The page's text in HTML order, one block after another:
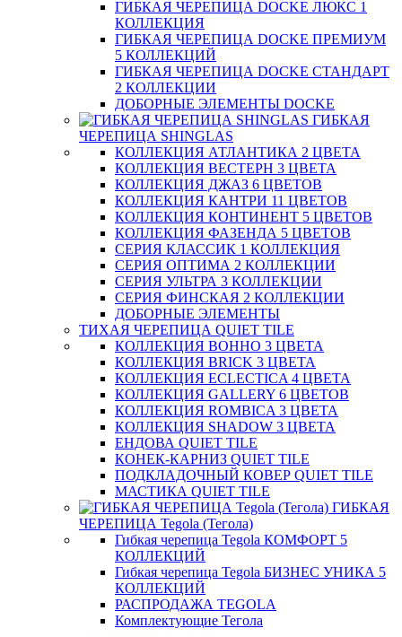
ГИБКАЯ ЧЕРЕПИЦА DOCKE ЛЮКС 1
КОЛЛЕКЦИЯ
ГИБКАЯ ЧЕРЕПИЦА DOCKE ПРЕМИУМ
5 КОЛЛЕКЦИЙ
ГИБКАЯ ЧЕРЕПИЦА DOCKE СТАНДАРТ
2 КОЛЛЕКЦИИ
ДОБОРНЫЕ ЭЛЕМЕНТЫ DOCKE
ГИБКАЯ
ЧЕРЕПИЦА SHINGLAS
КОЛЛЕКЦИЯ АТЛАНТИКА 2 ЦВЕТА
КОЛЛЕКЦИЯ ВЕСТЕРН 3 ЦВЕТА
КОЛЛЕКЦИЯ ДЖАЗ 6 ЦВЕТОВ
КОЛЛЕКЦИЯ КАНТРИ 11 ЦВЕТОВ
КОЛЛЕКЦИЯ КОНТИНЕНТ 5 ЦВЕТОВ
КОЛЛЕКЦИЯ ФАЗЕНДА 5 ЦВЕТОВ
СЕРИЯ КЛАССИК 1 КОЛЛЕКЦИЯ
СЕРИЯ ОПТИМА 2 КОЛЛЕКЦИИ
СЕРИЯ УЛЬТРА 3 КОЛЛЕКЦИИ
СЕРИЯ ФИНСКАЯ 2 КОЛЛЕКЦИИ
ДОБОРНЫЕ ЭЛЕМЕНТЫ
ТИХАЯ ЧЕРЕПИЦА QUIET TILE
КОЛЛЕКЦИЯ BOHHO 3 ЦВЕТА
КОЛЛЕКЦИЯ BRICK 3 ЦВЕТА
КОЛЛЕКЦИЯ ECLECTICA 4 ЦВЕТА
КОЛЛЕКЦИЯ GALLERY 6 ЦВЕТОВ
КОЛЛЕКЦИЯ ROMBICA 3 ЦВЕТА
КОЛЛЕКЦИЯ SHADOW 3 ЦВЕТА
ЕНДОВА QUIET TILE
КОНЕК-КАРНИЗ QUIET TILE
ПОДКЛАДОЧНЫЙ КОВЕР QUIET TILE
МАСТИКА QUIET TILE
ГИБКАЯ
ЧЕРЕПИЦА Tegola (Тегола)
Гибкая черепица Tegola КОМФОРТ 5
КОЛЛЕКЦИЙ
Гибкая черепица Tegola БИЗНЕС УНИКА 5
КОЛЛЕКЦИЙ
РАСПРОДАЖА TEGOLA
Комплектующие Тегола